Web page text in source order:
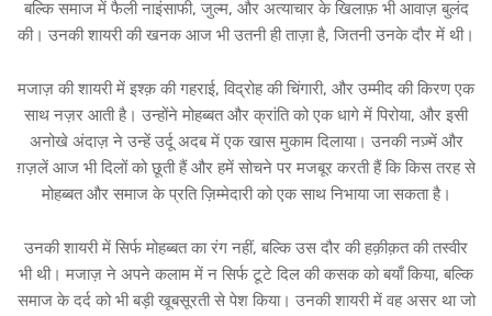
बल्कि समाज में फैली नाइंसाफी, जुल्म, और अत्याचार के खिलाफ़ भी आवाज़ बुलंद
की। उनकी शायरी की खनक आज भी उतनी ही ताज़ा है, जितनी उनके दौर में थी।
मजाज़ की शायरी में इश्क़ की गहराई, विद्रोह की चिंगारी, और उम्मीद की किरण एक
साथ नज़र आती है। उन्होंने मोहब्बत और क्रांति को एक धागे में पिरोया, और इसी
अनोखे अंदाज़ ने उन्हें उर्दू अदब में एक खास मुकाम दिलाया। उनकी नज़्में और
ग़ज़लें आज भी दिलों को छूती हैं और हमें सोचने पर मजबूर करती हैं कि किस तरह से
मोहब्बत और समाज के प्रति ज़िम्मेदारी को एक साथ निभाया जा सकता है।
उनकी शायरी में सिर्फ मोहब्बत का रंग नहीं, बल्कि उस दौर की हक़ीक़त की तस्वीर
भी थी। मजाज़ ने अपने कलाम में न सिर्फ टूटे दिल की कसक को बयाँ किया, बल्कि
समाज के दर्द को भी बड़ी खूबसूरती से पेश किया। उनकी शायरी में वह असर था जो